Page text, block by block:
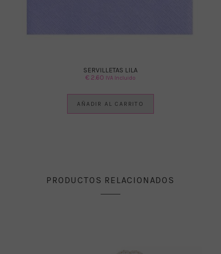
SERVILLETAS LILA
€ 2.60 IVA Incluido
AÑADIR AL CARRITO
PRODUCTOS RELACIONADOS